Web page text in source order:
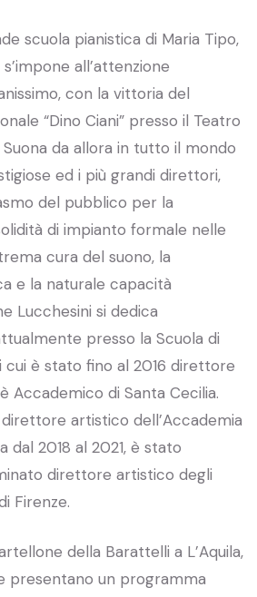
scuola pianistica di Maria Tipo,
s’impone all’attenzione
con la vittoria del
“Dino Ciani” presso il Teatro
Suona da allora in tutto il mondo
ed i più grandi direttori,
del pubblico per la
di impianto formale nelle
cura del suono, la
e la naturale capacità
Lucchesini si dedica
presso la Scuola di
cui è stato fino al 2016 direttore
Accademico di Santa Cecilia.
artistico dell’Accademia
dal 2018 al 2021, è stato
direttore artistico degli
Firenze.
della Barattelli a L’Aquila,
presentano un programma